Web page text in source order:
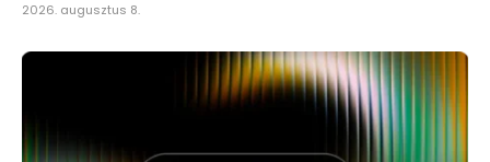
2026. augusztus 8.